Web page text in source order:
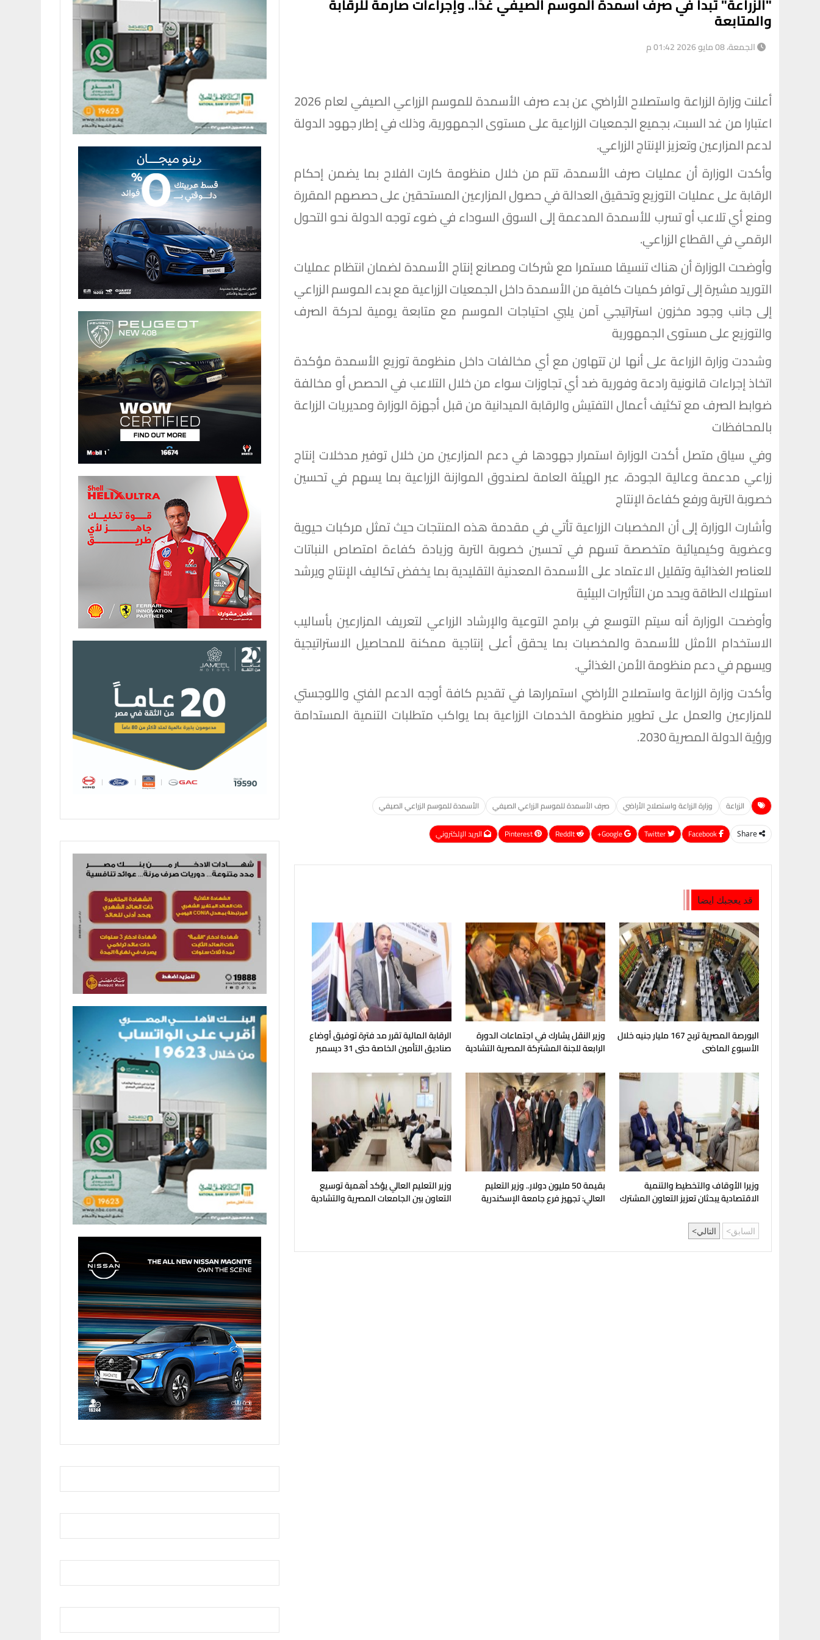
والمتابعة
الجمعة، 08 مايو 2026 01:42 م
أعلنت وزارة الزراعة واستصلاح الأراضي عن بدء صرف الأسمدة للموسم الزراعي الصيفي لعام 2026
اعتبارا من غد السبت، بجميع الجمعيات الزراعية على مستوى الجمهورية، وذلك في إطار جهود الدولة
لدعم المزارعين وتعزيز الإنتاج الزراعي.
وأكدت الوزارة أن عمليات صرف الأسمدة، تتم من خلال منظومة كارت الفلاح بما يضمن إحكام
الرقابة على عمليات التوزيع وتحقيق العدالة في حصول المزارعين المستحقين على حصصهم المقررة
ومنع أي تلاعب أو تسرب للأسمدة المدعمة إلى السوق السوداء في ضوء توجه الدولة نحو التحول
الرقمي في القطاع الزراعي.
وأوضحت الوزارة أن هناك تنسيقا مستمرا مع شركات ومصانع إنتاج الأسمدة لضمان انتظام عمليات
التوريد مشيرة إلى توافر كميات كافية من الأسمدة داخل الجمعيات الزراعية مع بدء الموسم الزراعي
إلى جانب وجود مخزون استراتيجي آمن يلبي احتياجات الموسم مع متابعة يومية لحركة الصرف
والتوزيع على مستوى الجمهورية
وشددت وزارة الزراعة على أنها لن تتهاون مع أي مخالفات داخل منظومة توزيع الأسمدة مؤكدة
اتخاذ إجراءات قانونية رادعة وفورية ضد أي تجاوزات سواء من خلال التلاعب في الحصص أو مخالفة
ضوابط الصرف مع تكثيف أعمال التفتيش والرقابة الميدانية من قبل أجهزة الوزارة ومديريات الزراعة
بالمحافظات
وفي سياق متصل أكدت الوزارة استمرار جهودها في دعم المزارعين من خلال توفير مدخلات إنتاج
زراعي مدعمة وعالية الجودة، عبر الهيئة العامة لصندوق الموازنة الزراعية بما يسهم في تحسين
خصوبة التربة ورفع كفاءة الإنتاج
وأشارت الوزارة إلى أن المخصبات الزراعية تأتي في مقدمة هذه المنتجات حيث تمثل مركبات حيوية
وعضوية وكيميائية متخصصة تسهم في تحسين خصوبة التربة وزيادة كفاءة امتصاص النباتات
للعناصر الغذائية وتقليل الاعتماد على الأسمدة المعدنية التقليدية بما يخفض تكاليف الإنتاج ويرشد
استهلاك الطاقة ويحد من التأثيرات البيئية
وأوضحت الوزارة أنه سيتم التوسع في برامج التوعية والإرشاد الزراعي لتعريف المزارعين بأساليب
الاستخدام الأمثل للأسمدة والمخصبات بما يحقق أعلى إنتاجية ممكنة للمحاصيل الاستراتيجية
ويسهم في دعم منظومة الأمن الغذائي.
وأكدت وزارة الزراعة واستصلاح الأراضي استمرارها في تقديم كافة أوجه الدعم الفني واللوجستي
للمزارعين والعمل على تطوير منظومة الخدمات الزراعية بما يواكب متطلبات التنمية المستدامة
ورؤية الدولة المصرية 2030.
الزراعة وزارة الزراعة واستصلاح الأراضي صرف الأسمدة للموسم الزراعي الصيفي الأسمدة للموسم الزراعي الصيفي
Share
Google+
ReddIt
Pinterest البريد الإلكتروني
قد يعجبك ايضا
البورصة المصرية تربح 167 مليار جنيه خلال
الأسبوع الماضى
وزير النقل يشارك في اجتماعات الدورة
الرابعة للجنة المشتركة المصرية التشادية
الرقابة المالية تقرر مد فترة توفيق أوضاع
صناديق التأمين الخاصة حتى 31 ديسمبر
وزيرا الأوقاف والتخطيط والتنمية
الاقتصادية يبحثان تعزيز التعاون المشترك
بقيمة 50 مليون دولار.. وزير التعليم
العالي: تجهيز فرع جامعة الإسكندرية
وزير التعليم العالي يؤكد أهمية توسيع
التعاون بين الجامعات المصرية والتشادية
السابق التالي